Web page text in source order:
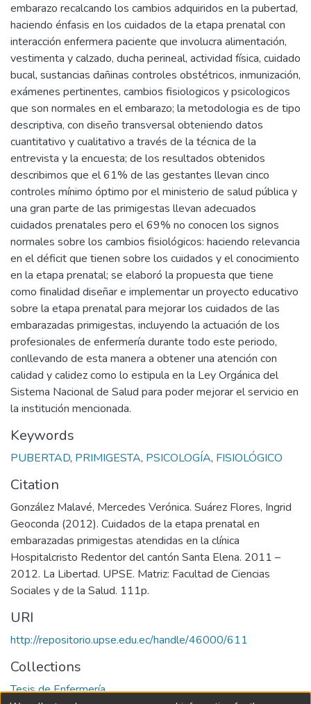
embarazo recalcando los cambios adquiridos en la pubertad,
haciendo énfasis en los cuidados de la etapa prenatal con
interacción enfermera paciente que involucra alimentación,
vestimenta y calzado, ducha perineal, actividad física, cuidado
bucal, sustancias dañinas controles obstétricos, inmunización,
exámenes pertinentes, cambios fisiologicos y psicologicos
que son normales en el embarazo; la metodologia es de tipo
descriptiva, con diseño transversal obteniendo datos
cuantitativo y cualitativo a través de la técnica de la
entrevista y la encuesta; de los resultados obtenidos
describimos que el 61% de las gestantes llevan cinco
controles mínimo óptimo por el ministerio de salud pública y
una gran parte de las primigestas llevan adecuados
cuidados prenatales pero el 69% no conocen los signos
normales sobre los cambios fisiológicos: haciendo relevancia
en el déficit que tienen sobre los cuidados y el conocimiento
en la etapa prenatal; se elaboró la propuesta que tiene
como finalidad diseñar e implementar un proyecto educativo
sobre la etapa prenatal para mejorar los cuidados de las
embarazadas primigestas, incluyendo la actuación de los
profesionales de enfermería durante todo este periodo,
conllevando de esta manera a obtener una atención con
calidad y calidez como lo estipula en la Ley Orgánica del
Sistema Nacional de Salud para poder mejorar el servicio en
la institución mencionada.
Keywords
PUBERTAD, PRIMIGESTA, PSICOLOGÍA, FISIOLÓGICO
Citation
González Malavé, Mercedes Verónica. Suárez Flores, Ingrid
Geoconda (2012). Cuidados de la etapa prenatal en
embarazadas primigestas atendidas en la clínica
Hospitalcristo Redentor del cantón Santa Elena. 2011 –
2012. La Libertad. UPSE. Matriz: Facultad de Ciencias
Sociales y de la Salud. 111p.
URI
http://repositorio.upse.edu.ec/handle/46000/611
Collections
Tesis de Enfermería